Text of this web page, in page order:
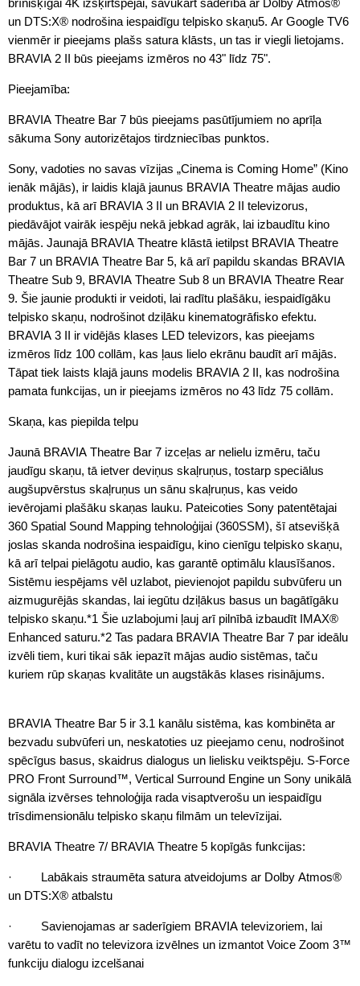
brīnišķīgai 4K izšķirtspējai, savukārt saderība ar Dolby Atmos®
un DTS:X® nodrošina iespaidīgu telpisko skaņu5. Ar Google TV6
vienmēr ir pieejams plašs satura klāsts, un tas ir viegli lietojams.
BRAVIA 2 II būs pieejams izmēros no 43" līdz 75".
Pieejamība:
BRAVIA Theatre Bar 7 būs pieejams pasūtījumiem no aprīļa
sākuma Sony autorizētajos tirdzniecības punktos.
Sony, vadoties no savas vīzijas „Cinema is Coming Home” (Kino
ienāk mājās), ir laidis klajā jaunus BRAVIA Theatre mājas audio
produktus, kā arī BRAVIA 3 II un BRAVIA 2 II televizorus,
piedāvājot vairāk iespēju nekā jebkad agrāk, lai izbaudītu kino
mājās. Jaunajā BRAVIA Theatre klāstā ietilpst BRAVIA Theatre
Bar 7 un BRAVIA Theatre Bar 5, kā arī papildu skandas BRAVIA
Theatre Sub 9, BRAVIA Theatre Sub 8 un BRAVIA Theatre Rear
9. Šie jaunie produkti ir veidoti, lai radītu plašāku, iespaidīgāku
telpisko skaņu, nodrošinot dziļāku kinematogrāfisko efektu.
BRAVIA 3 II ir vidējās klases LED televizors, kas pieejams
izmēros līdz 100 collām, kas ļaus lielo ekrānu baudīt arī mājās.
Tāpat tiek laists klajā jauns modelis BRAVIA 2 II, kas nodrošina
pamata funkcijas, un ir pieejams izmēros no 43 līdz 75 collām.
Skaņa, kas piepilda telpu
Jaunā BRAVIA Theatre Bar 7 izceļas ar nelielu izmēru, taču
jaudīgu skaņu, tā ietver deviņus skaļruņus, tostarp speciālus
augšupvērstus skaļruņus un sānu skaļruņus, kas veido
ievērojami plašāku skaņas lauku. Pateicoties Sony patentētajai
360 Spatial Sound Mapping tehnoloģijai (360SSM), šī atsevišķā
joslas skanda nodrošina iespaidīgu, kino cienīgu telpisko skaņu,
kā arī telpai pielāgotu audio, kas garantē optimālu klausīšanos.
Sistēmu iespējams vēl uzlabot, pievienojot papildu subvūferu un
aizmugurējās skandas, lai iegūtu dziļākus basus un bagātīgāku
telpisko skaņu.*1 Šie uzlabojumi ļauj arī pilnībā izbaudīt IMAX®
Enhanced saturu.*2 Tas padara BRAVIA Theatre Bar 7 par ideālu
izvēli tiem, kuri tikai sāk iepazīt mājas audio sistēmas, taču
kuriem rūp skaņas kvalitāte un augstākās klases risinājums.
BRAVIA Theatre Bar 5 ir 3.1 kanālu sistēma, kas kombinēta ar
bezvadu subvūferi un, neskatoties uz pieejamo cenu, nodrošinot
spēcīgus basus, skaidrus dialogus un lielisku veiktspēju. S-Force
PRO Front Surround™, Vertical Surround Engine un Sony unikālā
signāla izvērses tehnoloģija rada visaptverošu un iespaidīgu
trīsdimensionālu telpisko skaņu filmām un televīzijai.
BRAVIA Theatre 7/ BRAVIA Theatre 5 kopīgās funkcijas:
· Labākais straumēta satura atveidojums ar Dolby Atmos®
un DTS:X® atbalstu
· Savienojamas ar saderīgiem BRAVIA televizoriem, lai
varētu to vadīt no televizora izvēlnes un izmantot Voice Zoom 3™
funkciju dialogu izcelšanai